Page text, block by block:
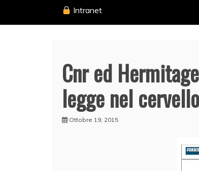
Intranet
Cnr ed
legge nel cervello
Ottobre 19, 2015